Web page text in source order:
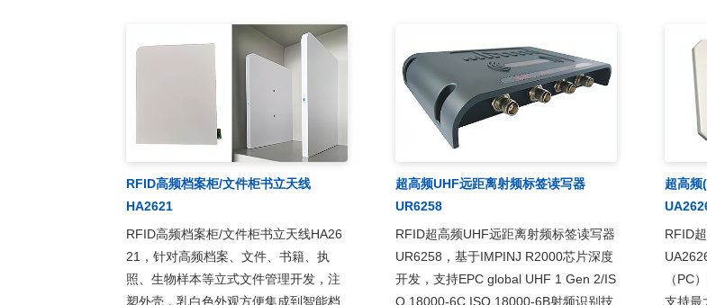
RFID高频档案柜/文件柜书立天线
HA2621
RFID高频档案柜/文件柜书立天线HA26
21，针对高频档案、文件、书籍、执
照、生物样本等立式文件管理开发，注
塑外壳，乳白色外观方便集成到智能档
超高频UHF远距离射频标签读写器
UR6258
RFID超高频UHF远距离射频标签读写器
UR6258，基于IMPINJ R2000芯片深度
开发，支持EPC global UHF 1 Gen 2/IS
O 18000-6C ISO 18000-6B射频识别技
超高频
RFID
（PC
支持最